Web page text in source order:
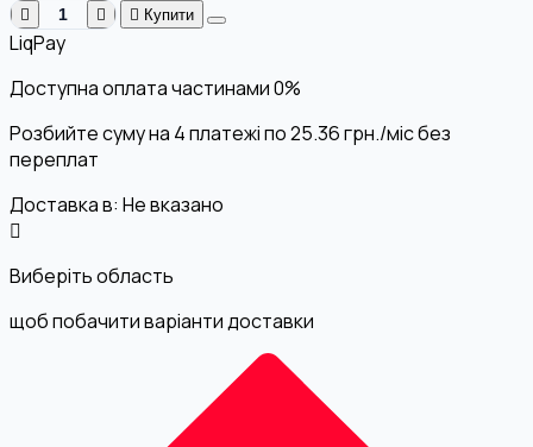
Купити
LiqPay
Доступна оплата частинами0%
Розбийте суму на 4 платежі по25.36грн./міс без
переплат
Доставка в: Не вказано
Виберіть область
щоб побачити варіанти доставки